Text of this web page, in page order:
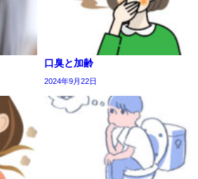
口臭と加齢
2024年9月22日